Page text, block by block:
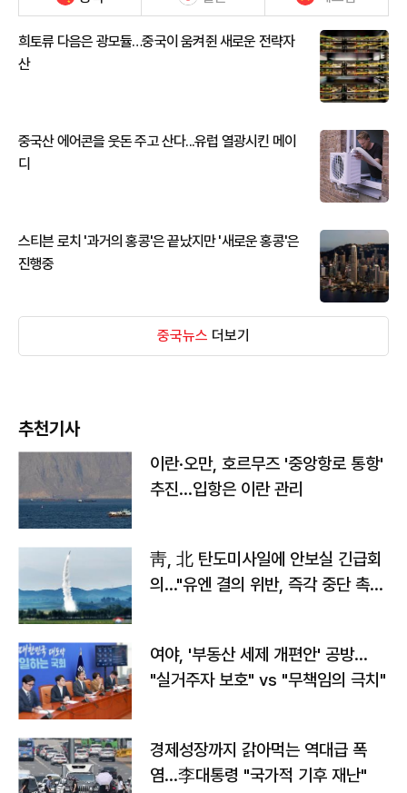
희토류 다음은 광모듈…중국이 움켜쥔 새로운 전략자
산
중국산 에어콘을 웃돈 주고 산다...유럽 열광시킨 메이
디
스티븐 로치 '과거의 홍콩'은 끝났지만 '새로운 홍콩'은
진행중
중국뉴스 더보기
추천기사
이란·오만, 호르무즈 '중앙항로 통항'
추진…입항은 이란 관리
靑, 北 탄도미사일에 안보실 긴급회
의…"유엔 결의 위반, 즉각 중단 촉
여야, '부동산 세제 개편안' 공방…
"실거주자 보호" vs "무책임의 극치"
경제성장까지 갉아먹는 역대급 폭
염…李대통령 "국가적 기후 재난"